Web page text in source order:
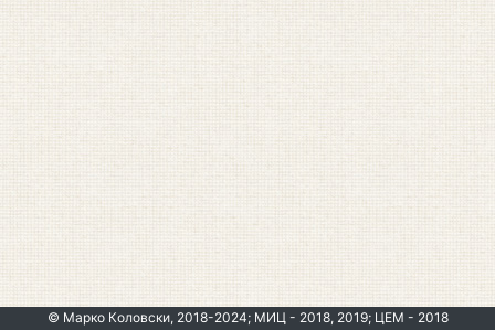
© Марко Коловски, 2018-2024; МИЦ - 2018, 2019; ЦЕМ - 2018